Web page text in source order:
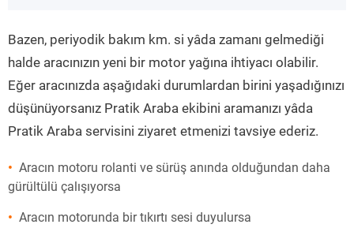
”
Bazen, periyodik bakım km. si yâda zamanı gelmediği
halde aracınızın yeni bir motor yağına ihtiyacı olabilir.
Eğer aracınızda aşağıdaki durumlardan birini yaşadığınızı
düşünüyorsanız Pratik Araba ekibini aramanızı yâda
Pratik Araba servisini ziyaret etmenizi tavsiye ederiz.
Aracın motoru rolanti ve sürüş anında olduğundan daha
gürültülü çalışıyorsa
Aracın motorunda bir tıkırtı sesi duyulursa